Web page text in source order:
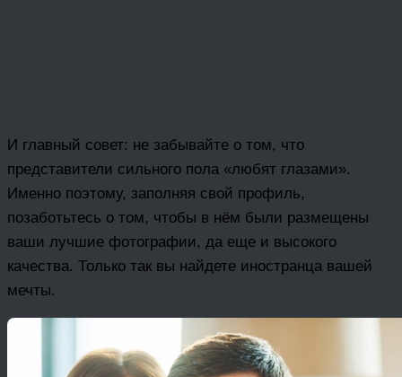
И главный совет: не забывайте о том, что
представители сильного пола «любят глазами».
Именно поэтому, заполняя свой профиль,
позаботьтесь о том, чтобы в нём были размещены
ваши лучшие фотографии, да еще и высокого
качества. Только так вы найдете иностранца вашей
мечты.